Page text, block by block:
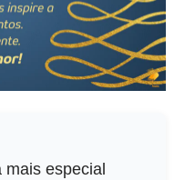
mais especial